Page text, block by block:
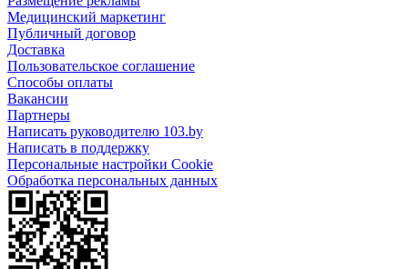
Медицинский маркетинг
Публичный договор
Доставка
Пользовательское соглашение
Способы оплаты
Вакансии
Партнеры
Написать руководителю 103.by
Написать в поддержку
Персональные настройки Cookie
Обработка персональных данных